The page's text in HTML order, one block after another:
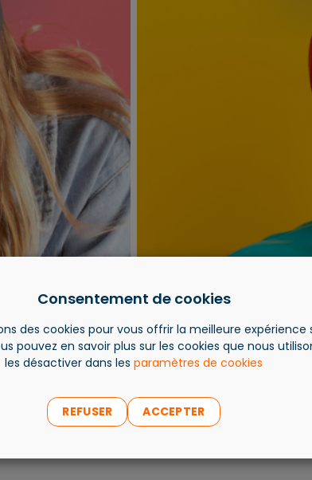
L’ENSEMBLE DE NOS PRODUITS
Consentement de cookies
des cookies pour vous offrir la meilleure expérience
pouvez en savoir plus sur les cookies que nous
les désactiver dans les paramètres de cookies
REFUSER ACCEPTER